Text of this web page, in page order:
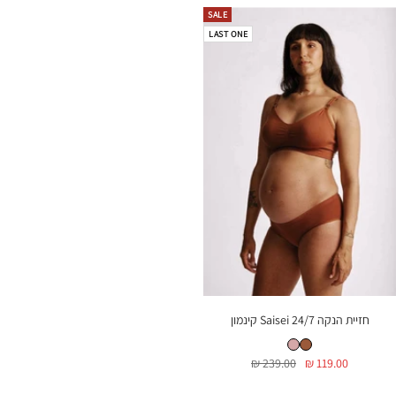
SALE
LAST ONE
חזיית הנקה Saisei 24/7 קינמון
חזיית הנקה Saisei 24/7 קינמוןחזיית הנקה Saisei 24/7 פודרה
מחיר
119.00 ₪
מחיר
239.00 ₪